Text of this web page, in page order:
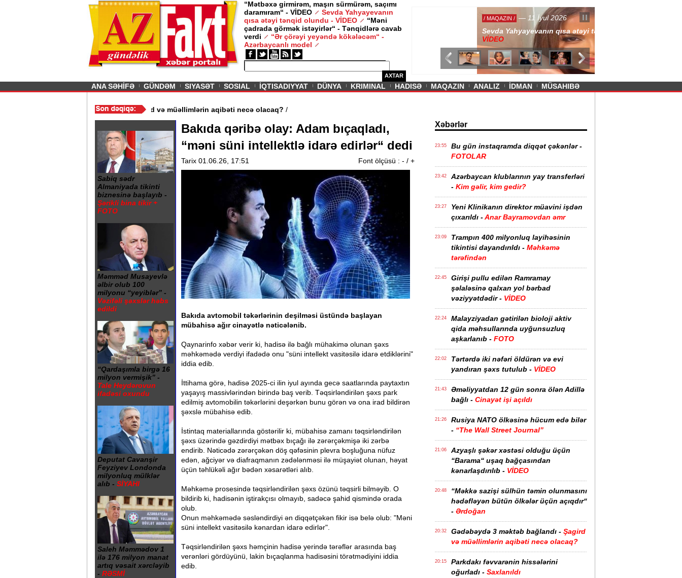
“Mətbəxə girmirəm, maşın sürmürəm, saçımı
daramıram“ - VİDEO
Sevda Yahyayevanın
qısa ətəyi tənqid olundu - VİDEO
“Məni
çadrada görmək istəyirlər“ - Tənqidlərə cavab
verdi
“Ər çörəyi yeyəndə kökələcəm“ -
Azərbaycanlı model
AXTAR
— 11 İyul 2026
Sevda Yahyayevanın qısa ətəyi tənqid olundu -
Previous
ANA SƏHİFƏ GÜNDƏM SIYASƏT SOSIAL İQTISADIYYAT DÜNYA KRIMINAL HADISƏ MAQAZIN ANALIZ İDMAN MÜSAHIBƏ
Gədəbəydə 3 məktəb bağlandı - Şagird və müəllimlərin aqibəti necə olacaq?
Sabiq sədr
Almaniyada tikinti
biznesinə başlayıb -
Şərikli bina tikir +
FOTO
Məmməd Musayevlə
əlbir olub 100
milyonu “yeyiblər” -
Vəzifəli şəxslər həbs
edildi
“Qardaşımla birgə 16
milyon vermişik” -
Tale Heydərovun
ifadəsi oxundu
Deputat Cavanşir
Feyziyev Londonda
milyonluq mülklər
alıb - SİYAHI
Saleh Məmmədov 1
ilə 176 milyon manat
artıq vəsait xərcləyib
- RƏSMİ
Bakıda qəribə olay: Adam bıçaqladı,
“məni süni intellektlə idarə edirlər“ dedi
Tarix 01.06.26, 17:51 Font ölçüsü : - / +
Bakıda avtomobil təkərlərinin deşilməsi üstündə başlayan
mübahisə ağır cinayətlə nəticələnib.
Qaynarinfo xəbər verir ki, hadisə ilə bağlı mühakimə olunan şəxs
məhkəmədə verdiyi ifadədə onu "süni intellekt vasitəsilə idarə etdiklərini"
iddia edib.
İttihama görə, hadisə 2025-ci ilin iyul ayında gecə saatlarında paytaxtın
yaşayış massivlərindən birində baş verib. Təqsirləndirilən şəxs park
edilmiş avtomobilin təkərlərini deşərkən bunu görən və ona irad bildirən
şəxslə mübahisə edib.
İstintaq materiallarında göstərilir ki, mübahisə zamanı təqsirləndirilən
şəxs üzərində gəzdirdiyi mətbəx bıçağı ilə zərərçəkmişə iki zərbə
endirib. Nəticədə zərərçəkən döş qəfəsinin plevra boşluğuna nüfuz
edən, ağciyər və diafraqmanın zədələnməsi ilə müşayiət olunan, həyat
üçün təhlükəli ağır bədən xəsarətləri alıb.
Məhkəmə prosesində təqsirləndirilən şəxs özünü təqsirli bilməyib. O
bildirib ki, hadisənin iştirakçısı olmayıb, sadəcə şahid qismində orada
olub.
Onun məhkəmədə səsləndirdiyi ən diqqətçəkən fikir isə belə olub: "Məni
süni intellekt vasitəsilə kənardan idarə edirlər".
Təqsirləndirilən şəxs həmçinin hadisə yerində tərəflər arasında baş
verənləri gördüyünü, lakin bıçaqlanma hadisəsini törətmədiyini iddia
edib.
Xəbərlər
23:55
Bu gün instaqramda diqqət çəkənlər -
FOTOLAR
23:42
Azərbaycan klublarının yay transferləri
- Kim gəlir, kim gedir?
23:27
Yeni Klinikanın direktor müavini işdən
çıxarıldı -Anar Bayramovdan əmr
23:09
Trampın 400 milyonluq layihəsinin
tikintisi dayandırıldı - Məhkəmə
tərəfindən
22:45
Girişi pullu edilən Ramramay
şəlaləsinə qalxan yol bərbad
vəziyyətdədir - VİDEO
22:24
Malayziyadan gətirilən bioloji aktiv
qida məhsullarında uyğunsuzluq
aşkarlanıb - FOTO
22:02
Tərtərdə iki nəfəri öldürən və evi
yandıran şəxs tutulub - VİDEO
21:43
Əməliyyatdan 12 gün sonra ölən Adillə
bağlı - Cinayət işi açıldı
21:26
Rusiya NATO ölkəsinə hücum edə bilər
- “The Wall Street Journal”
21:06
Azyaşlı şəkər xəstəsi olduğu üçün
“Barama“ uşaq bağçasından
kənarlaşdırılıb - VİDEO
20:48
“Məkkə sazişi sülhün təmin olunmasını
hədəfləyən bütün ölkələr üçün açıqdır“
- Ərdoğan
20:32 Gədəbəydə 3 məktəb bağlandı - Şagird
və müəllimlərin aqibəti necə olacaq?
20:15
Parkdakı fəvvarənin hissələrini
oğurladı - Saxlanıldı